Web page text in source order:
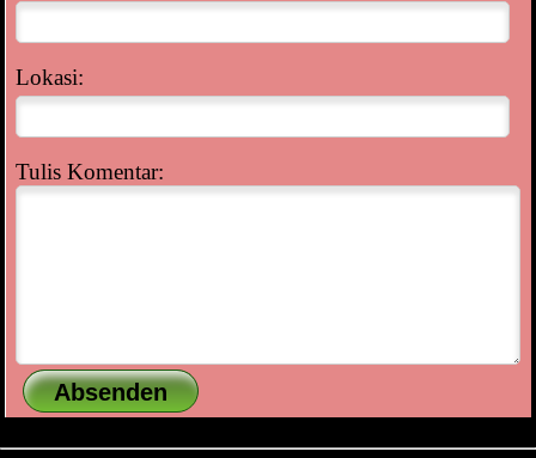
Lokasi:
Tulis Komentar: